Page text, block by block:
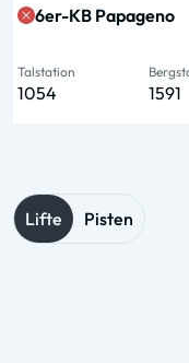
6er-KB Papageno
Talstation
1054 1591
Lifte Pisten